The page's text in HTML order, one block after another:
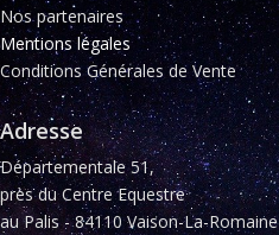
Nos partenaires
Mentions légales
Conditions Générales de Vente
Adresse
Départementale 51,
près du Centre Equestre
au Palis - 84110 Vaison-La-Romaine